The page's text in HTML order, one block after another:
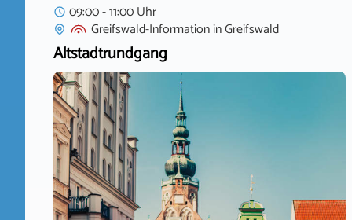
09:00 - 11:00 Uhr
Greifswald-InformationinGreifswald
Altstadtrundgang